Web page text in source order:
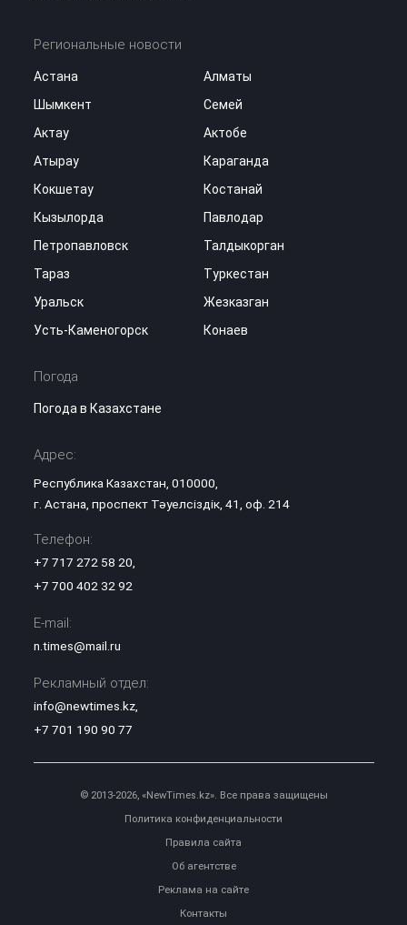
Региональные новости
Астана
Алматы
Шымкент
Семей
Актау
Актобе
Атырау
Караганда
Кокшетау
Костанай
Кызылорда
Павлодар
Петропавловск
Талдыкорган
Тараз
Туркестан
Уральск
Жезказган
Усть-Каменогорск
Конаев
Погода
Погода в Казахстане
Адрес:
Республика Казахстан, 010000,
г. Астана, проспект Тәуелсіздік, 41, оф. 214
Телефон:
+7 717 272 58 20
+7 700 402 32 92
E-mail:
n.times@mail.ru
Рекламный отдел:
info@newtimes.kz,
+7 701 190 90 77
© 2013-2026, «NewTimes.kz». Все права защищены
Политика конфиденциальности
Правила сайта
Об агентстве
Реклама на сайте
Контакты